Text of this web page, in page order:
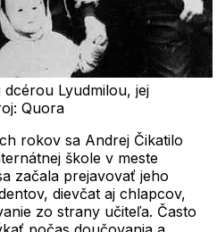
Lyudmilou, jej
Quora
rokov sa Andrej Čikatilo
škole v meste
začala prejavovať jeho
dievčat aj chlapcov,
zo strany učiteľa. Často